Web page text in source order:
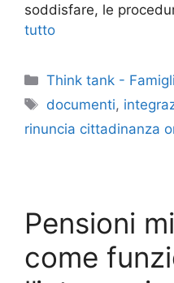
soddisfare, le
tutto
Categorie
Think tank -
Tag
documenti,
rinuncia cittadinanza
Pensioni
come